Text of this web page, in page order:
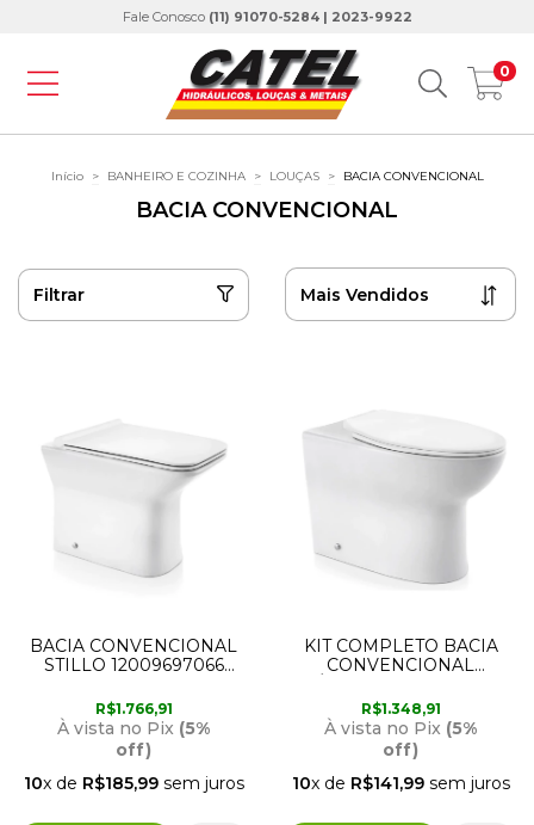
Fale Conosco (11) 91070-5284 | 2023-9922
0
Início > BANHEIRO E COZINHA > LOUÇAS > BACIA CONVENCIONAL
BACIA CONVENCIONAL
Filtrar
BACIA CONVENCIONAL
STILLO 12009697066
R$1.766,91
À vista no Pix (5%
off)
10x de R$185,99sem juros
KIT COMPLETO BACIA
CONVENCIONAL
DOCOL
R$1.348,91
À vista no Pix (5%
off)
10x de R$141,99sem juros